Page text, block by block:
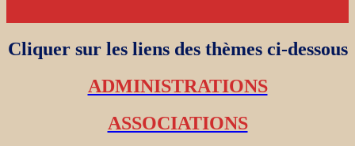
Cliquer sur les liens des thèmes ci-dessous
ADMINISTRATIONS
ASSOCIATIONS